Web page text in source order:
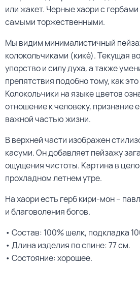
или жакет. Черные хаори с
самыми торжественными.
Мы видим минималистичный
колокольчиками (кикё). Текущая
упорство и силу духа, а также
препятствия подобно тому, как
Колокольчики на языке цветов
отношение к человеку, признание
важной частью жизни.
В верхней части изображен
касуми. Он добавляет пейзажу
ощущения чистоты. Картина в
прохладном летнем утре.
На хаори есть герб кири-мон –
и благоволения богов.
• Состав: 100% шелк, подкладка
• Длина изделия по спине: 77 см.
• Состояние: хорошее.